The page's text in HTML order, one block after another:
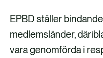
EPBD ställer
medlemsländer,
vara genomförda i